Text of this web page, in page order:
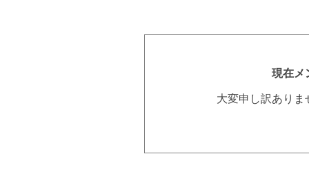
現在メ
大変申し訳あり